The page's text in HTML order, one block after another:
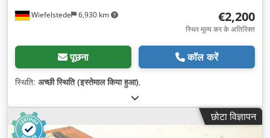
Wiefelstede 6,930 km €2,200
स्थिर मूल्य कर के अतिरिक्त
पूछना कॉल करें
स्थिति: अच्छी स्थिति (इस्तेमाल किया हुआ),
छोटा विज्ञापन